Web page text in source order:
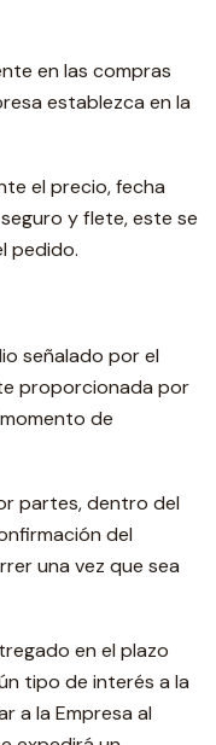
en las compras
establezca en la
el precio, fecha
y flete, este se
pedido.
señalado por el
proporcionada por
de
partes, dentro del
del
una vez que sea
en el plazo
tipo de interés a la
a la Empresa al